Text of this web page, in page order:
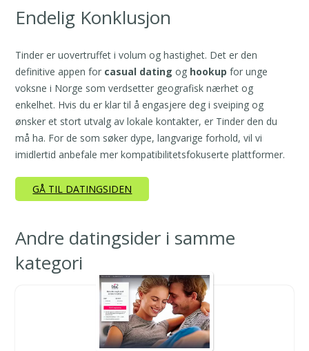
Endelig Konklusjon
Tinder er uovertruffet i volum og hastighet. Det er den
definitive appen for casual dating og hookup for unge
voksne i Norge som verdsetter geografisk nærhet og
enkelhet. Hvis du er klar til å engasjere deg i sveiping og
ønsker et stort utvalg av lokale kontakter, er Tinder den du
må ha. For de som søker dype, langvarige forhold, vil vi
imidlertid anbefale mer kompatibilitetsfokuserte plattformer.
GÅ TIL DATINGSIDEN
Andre datingsider i samme
kategori